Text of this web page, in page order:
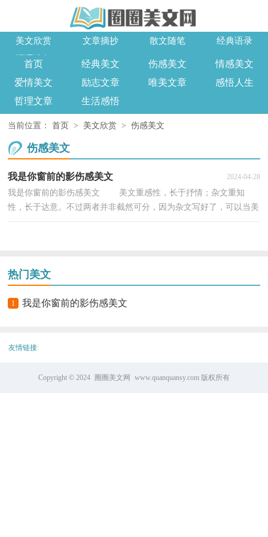
美文欣赏 文章摘抄 散文随笔
经典语录
词语造句
首页 经典美文 伤感美文
情感美文
爱情美文
励志文章 唯美文章
感悟人生
哲理文章
生活感悟
当前位置： 首页 > 美文欣赏 > 伤感美文
伤感美文
我是你窗前的影伤感美文 2024-04-28
我是你窗前的影伤感美文 美文重感性，长于抒情；杂文重知
性，长于达意。不过两者并非截然可分，因为杂文写好了，可以当美
热门美文
1 我是你窗前的影伤感美文
友情链接:
Copyright © 2024 圈圈美文网 www.quanquansy.com 版权所有